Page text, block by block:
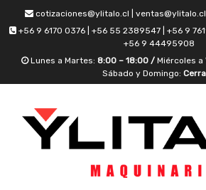
cotizaciones@ylitalo.cl |
+56 9 6170 0376 | +56 55 2389547 | +56 9
+56 9 44495908
Lunes a Martes: 8:00 – 18:00 / Miércoles a
Sábado y Domingo: